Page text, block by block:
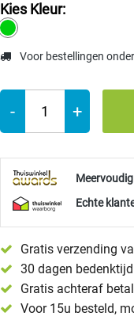
Kies Kleur:
Voor bestellingen
- +
Echte
Gratis verzending
30 dagen
Gratis achteraf
Voor 15u besteld,